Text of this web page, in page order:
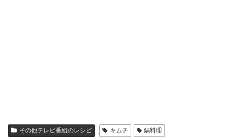
その他テレビ番組のレシピ キムチ 鍋料理